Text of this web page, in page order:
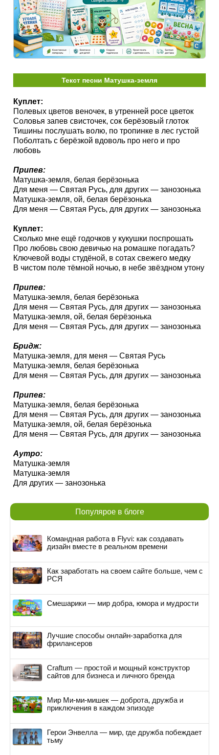
Текст песни Матушка-земля
Куплет:
Полевых цветов веночек, в утренней росе цветок
Соловья запев свисточек, сок берёзовый глоток
Тишины послушать волю, по тропинке в лес густой
Поболтать с берёзкой вдоволь про него и про
любовь
Припев:
Матушка-земля, белая берёзонька
Для меня — Святая Русь, для других — занозонька
Матушка-земля, ой, белая берёзонька
Для меня — Святая Русь, для других — занозонька
Куплет:
Сколько мне ещё годочков у кукушки поспрошать
Про любовь свою девичью на ромашке погадать?
Ключевой воды студёной, в сотах свежего медку
В чистом поле тёмной ночью, в небе звёздном утону
Припев:
Матушка-земля, белая берёзонька
Для меня — Святая Русь, для других — занозонька
Матушка-земля, ой, белая берёзонька
Для меня — Святая Русь, для других — занозонька
Бридж:
Матушка-земля, для меня — Святая Русь
Матушка-земля, белая берёзонька
Для меня — Святая Русь, для других — занозонька
Припев:
Матушка-земля, белая берёзонька
Для меня — Святая Русь, для других — занозонька
Матушка-земля, ой, белая берёзонька
Для меня — Святая Русь, для других — занозонька
Аутро:
Матушка-земля
Матушка-земля
Для других — занозонька
Популярое в блоге
Командная работа в Flyvi: как создавать
дизайн вместе в реальном времени
Как заработать на своем сайте больше, чем с
РСЯ
Смешарики — мир добра, юмора и мудрости
Лучшие способы онлайн-заработка для
фрилансеров
Craftum — простой и мощный конструктор
сайтов для бизнеса и личного бренда
Мир Ми-ми-мишек — доброта, дружба и
приключения в каждом эпизоде
Герои Энвелла — мир, где дружба побеждает
тьму